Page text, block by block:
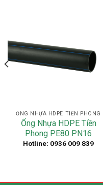
ỐNG NHỰA HDPE TIỀN PHONG
Ống Nhựa HDPE Tiền
Phong PE80 PN16
Hotline: 0936 009 839